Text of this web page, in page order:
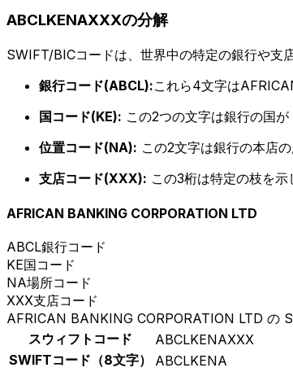
ABCLKENAXXXの分解
SWIFT/BICコードは、世界中の特定の銀行や支
銀行コード(ABCL):これら4文字は
国コード(KE): この2つの文字は銀行の国が
位置コード(NA): この2文字は銀行の本店
支店コード(XXX): この3桁は特定の枝を
AFRICAN BANKING CORPORATION LTD
ABCL銀行コード
KE国コード
NA場所コード
XXX支店コード
AFRICAN BANKING CORPORATION LTD の
スウィフトコード
ABCLKENAXXX
SWIFTコード（8文字）
ABCLKENA